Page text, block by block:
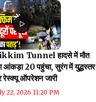
Tunnel हादसे में मौत
आंकड़ा 20 पहुंचा, सुरंग में युद्धस्तर
रेस्क्यू ऑपरेशन जारी
22, 2026 11:20 PM